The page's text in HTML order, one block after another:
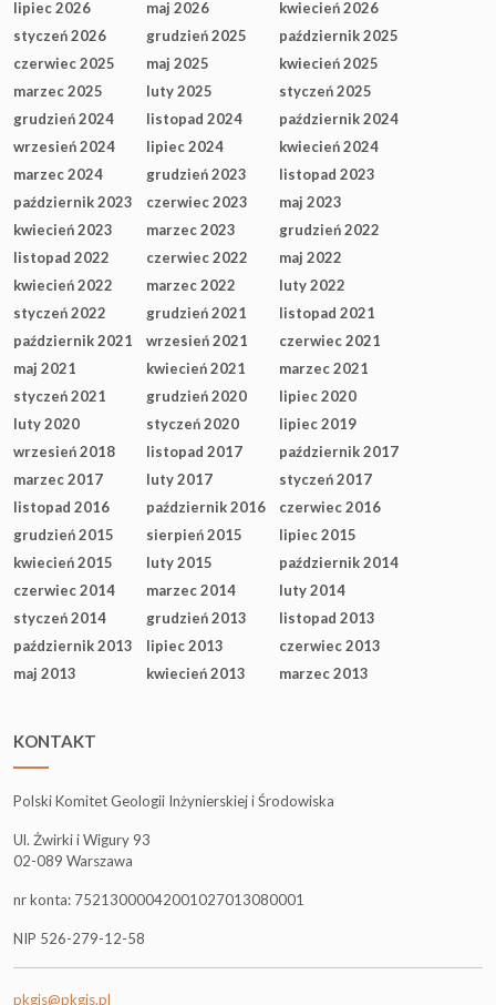
lipiec 2026 maj 2026
kwiecień 2026
styczeń 2026
grudzień 2025
październik 2025
czerwiec 2025
maj 2025
kwiecień 2025
marzec 2025
luty 2025
styczeń 2025
grudzień 2024
listopad 2024
październik 2024
wrzesień 2024
lipiec 2024
kwiecień 2024
marzec 2024
grudzień 2023
listopad 2023
październik 2023
czerwiec 2023
maj 2023
kwiecień 2023
marzec 2023
grudzień 2022
listopad 2022
czerwiec 2022
maj 2022
kwiecień 2022
marzec 2022
luty 2022
styczeń 2022
grudzień 2021
listopad 2021
październik 2021
wrzesień 2021
czerwiec 2021
maj 2021
kwiecień 2021
marzec 2021
styczeń 2021
grudzień 2020
lipiec 2020
luty 2020
styczeń 2020
lipiec 2019
wrzesień 2018
listopad 2017
październik 2017
marzec 2017
luty 2017
styczeń 2017
listopad 2016
październik 2016
czerwiec 2016
grudzień 2015
sierpień 2015
lipiec 2015
kwiecień 2015
luty 2015
październik 2014
czerwiec 2014
marzec 2014
luty 2014
styczeń 2014
grudzień 2013
listopad 2013
październik 2013
lipiec 2013
czerwiec 2013
maj 2013
kwiecień 2013 marzec 2013
KONTAKT
Polski Komitet Geologii Inżynierskiej i Środowiska
Ul. Żwirki i Wigury 93
02-089 Warszawa
nr konta: 75213000042001027013080001
NIP 526-279-12-58
pkgis@pkgis.pl